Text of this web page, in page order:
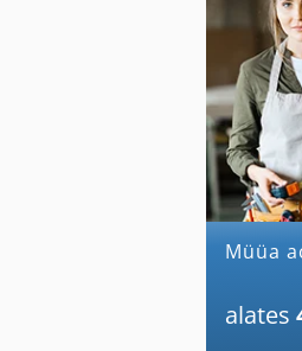
Müüa
alates
Külmhoone Ukse